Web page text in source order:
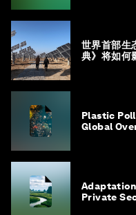
世界首部生
典》将如何
Plastic
Global
Private